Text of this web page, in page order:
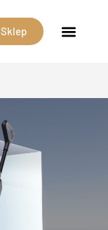
Sklep